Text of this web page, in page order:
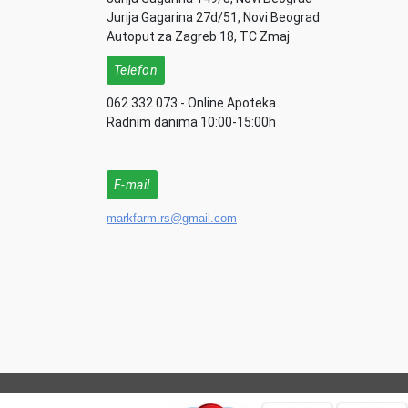
Jurija Gagarina 27d/51, Novi Beograd
Autoput za Zagreb 18, TC Zmaj
Telefon
062 332 073 - Online Apoteka
Radnim danima 10:00-15:00h
E-mail
markfarm.rs@gmail.com